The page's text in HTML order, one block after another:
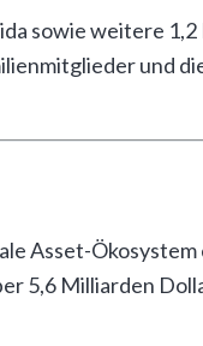
sowie weitere
und
Asset-
5,6 Milliarden